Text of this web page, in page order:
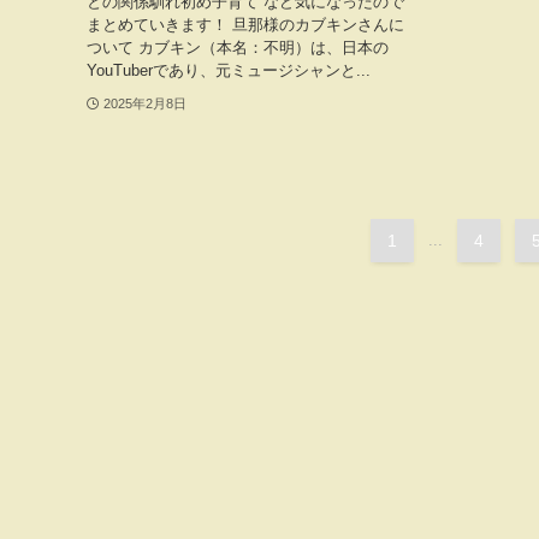
まとめていきます！ 旦那様のカブキンさんに
ついて カブキン（本名：不明）は、日本の
YouTuberであり、元ミュージシャンと...
2025年2月8日
1 4 5